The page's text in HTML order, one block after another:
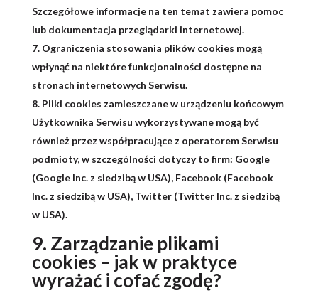
Szczegółowe informacje na ten temat zawiera pomoc
lub dokumentacja przeglądarki internetowej.
Ograniczenia stosowania plików cookies mogą
wpłynąć na niektóre funkcjonalności dostępne na
stronach internetowych Serwisu.
Pliki cookies zamieszczane w urządzeniu końcowym
Użytkownika Serwisu wykorzystywane mogą być
również przez współpracujące z operatorem Serwisu
podmioty, w szczególności dotyczy to firm: Google
(Google Inc. z siedzibą w USA), Facebook (Facebook
Inc. z siedzibą w USA), Twitter (Twitter Inc. z siedzibą
w USA).
9. Zarządzanie plikami
cookies – jak w praktyce
wyrażać i cofać zgodę?